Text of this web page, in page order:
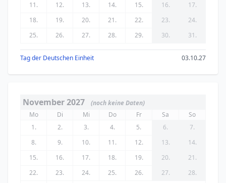
11.
12. 13. 14. 15. 16.
17.
18.
19. 20. 21. 22. 23.
24.
25.
26. 27. 28. 29. 30. 31.
Tag der Deutschen Einheit 03.10.27
November 2027
(noch keine Daten)
Mo
Di Mi Do Fr Sa
So
1.
2. 3. 4. 5. 6.
7.
8.
9. 10. 11. 12. 13.
14.
15.
16. 17. 18. 19. 20.
21.
22.
23. 24. 25. 26. 27.
28.